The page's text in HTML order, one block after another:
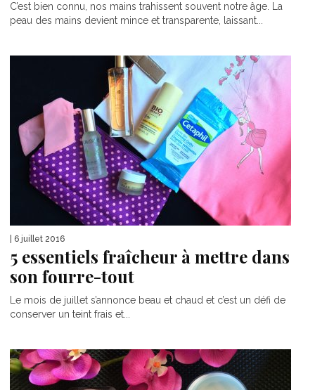
C’est bien connu, nos mains trahissent souvent notre âge. La
peau des mains devient mince et transparente, laissant...
| 6 juillet 2016
5 essentiels fraîcheur à mettre dans
son fourre-tout
Le mois de juillet s’annonce beau et chaud et c’est un défi de
conserver un teint frais et...